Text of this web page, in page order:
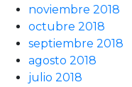
noviembre 2018
octubre 2018
septiembre 2018
agosto 2018
julio 2018